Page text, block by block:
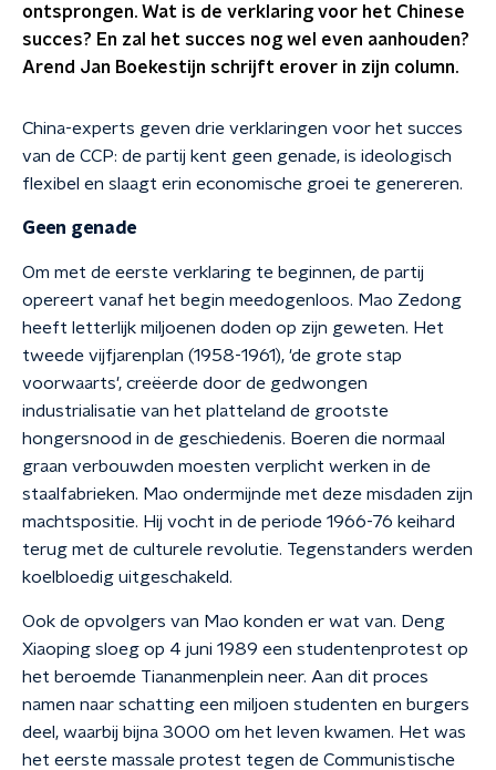
ontsprongen. Wat is de verklaring voor het Chinese
succes? En zal het succes nog wel even aanhouden?
Arend Jan Boekestijn schrijft erover in zijn column.
China-experts geven drie verklaringen voor het succes
van de CCP: de partij kent geen genade, is ideologisch
flexibel en slaagt erin economische groei te genereren.
Geen genade
Om met de eerste verklaring te beginnen, de partij
opereert vanaf het begin meedogenloos. Mao Zedong
heeft letterlijk miljoenen doden op zijn geweten. Het
tweede vijfjarenplan (1958-1961), 'de grote stap
voorwaarts', creëerde door de gedwongen
industrialisatie van het platteland de grootste
hongersnood in de geschiedenis. Boeren die normaal
graan verbouwden moesten verplicht werken in de
staalfabrieken. Mao ondermijnde met deze misdaden zijn
machtspositie. Hij vocht in de periode 1966-76 keihard
terug met de culturele revolutie. Tegenstanders werden
koelbloedig uitgeschakeld.
Ook de opvolgers van Mao konden er wat van. Deng
Xiaoping sloeg op 4 juni 1989 een studentenprotest op
het beroemde Tiananmenplein neer. Aan dit proces
namen naar schatting een miljoen studenten en burgers
deel, waarbij bijna 3000 om het leven kwamen. Het was
het eerste massale protest tegen de Communistische